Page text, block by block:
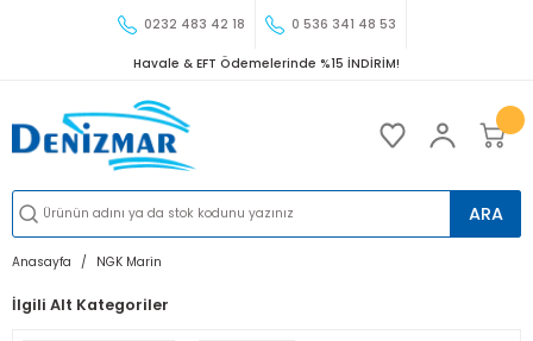
0232 483 42 18 0 536 341 48 53
Havale & EFT Ödemelerinde %15 İNDİRİM!
ARA
Anasayfa NGK Marin
İlgili Alt Kategoriler